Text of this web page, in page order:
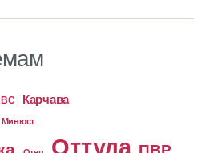
Карчава
Минюст
Оттуда